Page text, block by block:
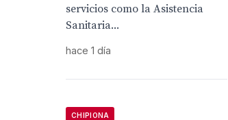
servicios como la Asistencia
Sanitaria...
hace 1 día
CHIPIONA